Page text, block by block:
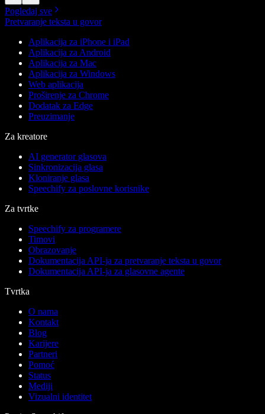
Pogledaj sve
Pretvaranje teksta u govor
Aplikacija za iPhone i iPad
Aplikacija za Android
Aplikacija za Mac
Aplikacija za Windows
Web aplikacija
Proširenje za Chrome
Dodatak za Edge
Preuzimanje
Za kreatore
AI generator glasova
Sinkronizacija glasa
Kloniranje glasa
Speechify za poslovne korisnike
Za tvrtke
Speechify za programere
Timovi
Obrazovanje
Dokumentacija API-ja za pretvaranje teksta u govor
Dokumentacija API-ja za glasovne agente
Tvrtka
O nama
Kontakt
Blog
Karijere
Partneri
Pomoć
Status
Mediji
Vizualni identitet